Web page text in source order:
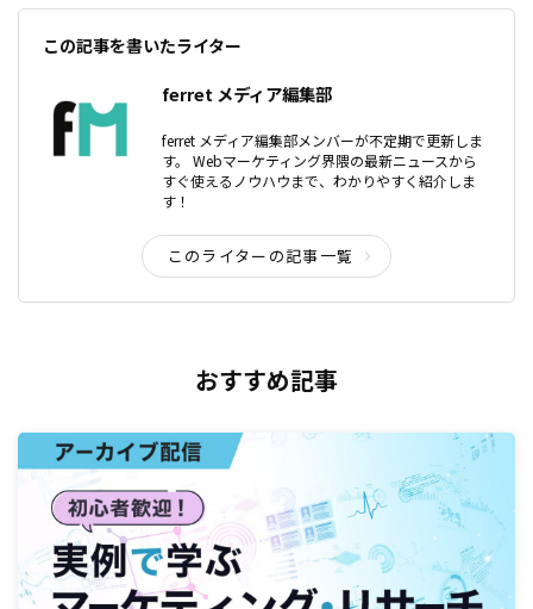
この記事を書いたライター
ferret メディア編集部
ferret メディア編集部メンバーが不定期で更新しま
す。 Webマーケティング界隈の最新ニュースから
すぐ使えるノウハウまで、わかりやすく紹介しま
す！
このライターの記事一覧
おすすめ記事